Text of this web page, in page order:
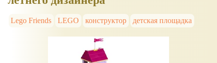
Lego Friends LEGO конструктор детская площадка